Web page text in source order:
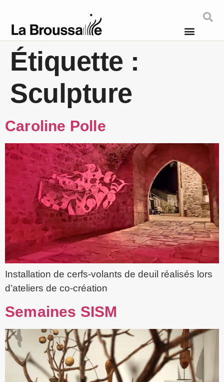
Étiquette :
Sculpture
Caroline Polle
Installation de cerfs-volants de deuil réalisés lors
d’ateliers de co-création
Semaines SISM